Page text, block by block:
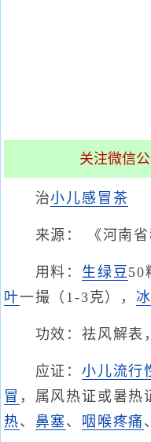
关注微信
治小儿感冒茶
来源： 《河南省
用料： 生绿豆50
叶一撮（1-3克），
功效：祛风解表
应证： 小儿流行
冒 ，属风热证或暑热
热、 鼻塞、 咽喉疼痛